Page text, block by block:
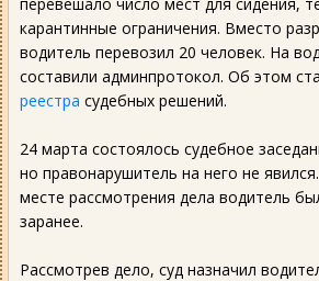
карантинные ограничения. Вместо
водитель перевозил 20 человек. На
составили админпротокол. Об этом
реестра судебных решений.
24 марта состоялось судебное
но правонарушитель на него не
месте рассмотрения дела водитель
заранее.
Рассмотрев дело, суд назначил